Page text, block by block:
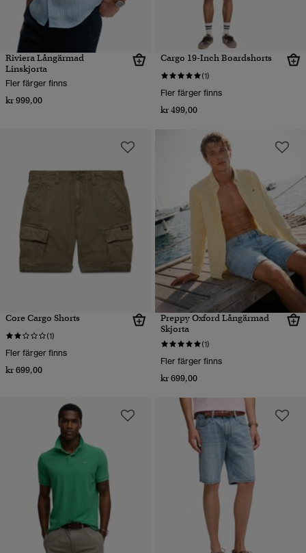
Riviera Långärmad
Linskjorta
Fler färger finns
kr 999,00
Cargo 19-Inch Boardshorts
(1)
Fler färger finns
kr 499,00
Core Cargo Shorts
(1)
Fler färger finns
kr 699,00
Preppy Oxford Långärmad
Skjorta
(1)
Fler färger finns
kr 699,00